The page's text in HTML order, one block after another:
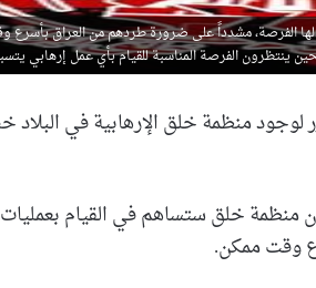
الفرصة، مشدداً على ضرورة طردهم من العراق
ينتظرون الفرصة المناسبة للقيام بأي عمل إرهابي
لوجود منظمة خلق الإرهابية في
خلق ستساهم في القيام
وقت ممكن.